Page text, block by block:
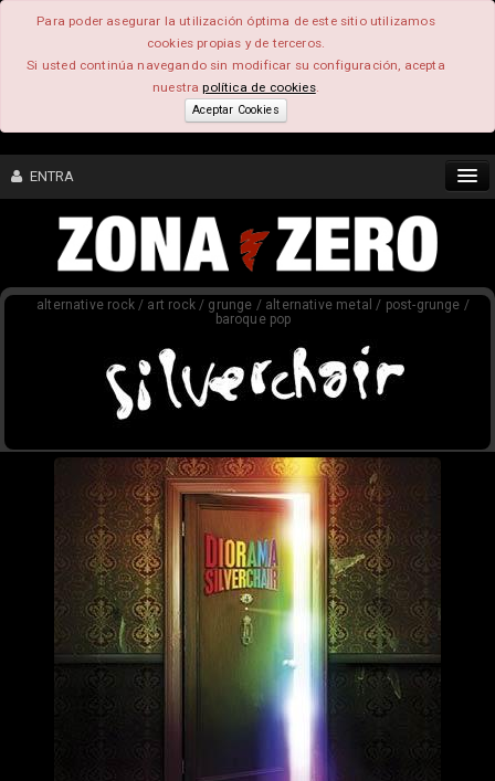
Para poder asegurar la utilización óptima de este sitio utilizamos
cookies propias y de terceros.
Si usted continúa navegando sin modificar su configuración, acepta
nuestrapolítica de cookies.
Aceptar Cookies
ENTRA
CONTENIDO
FEEEDBACK
alternative rock / art rock / grunge / alternative metal / post-grunge /
baroque pop